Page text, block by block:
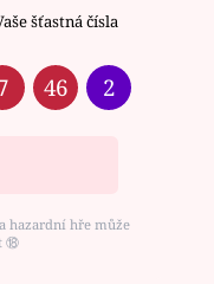
šťastná čísla
46 2
hazardní hře může
⑱